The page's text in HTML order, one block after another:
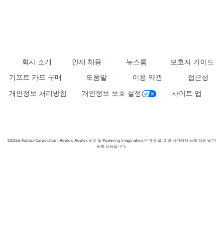
회사 소개 인재 채용 뉴스룸
보호자 가이드
기프트 카드 구매
도움말 이용 약관
접근성
개인정보 처리방침
개인정보 보호 설정 사이트 맵
©2026 Roblox Corporation. Roblox, Roblox 로고 및 Powering Imagination은 미국 및 그 외 국가에서 등록 상표 및 미
등록 상표입니다.